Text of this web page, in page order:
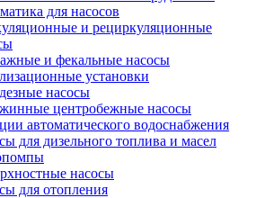
для насосов
и рециркуляционные
и фекальные насосы
установки
насосы
центробежные насосы
автоматического водоснабжения
для дизельного топлива и масел
насосы
для отопления